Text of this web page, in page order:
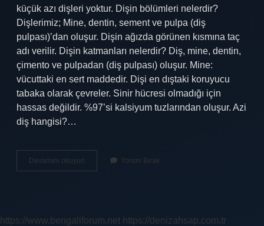
küçük azı dişleri yoktur. Dişin bölümleri nelerdir?
Dişlerimiz; Mine, dentin, sement ve pulpa (diş
pulpası)’dan oluşur. Dişin ağızda görünen kısmına taç
adı verilir. Dişin katmanları nelerdir? Diş, mine, dentin,
çimento ve pulpadan (diş pulpası) oluşur. Mine:
vücuttaki en sert maddedir. Dişi en dıştaki koruyucu
tabaka olarak çevreler. Sinir hücresi olmadığı için
hassas değildir. %97’si kalsiyum tuzlarından oluşur. Azi
diş hangisi?…
Devamını okuyun
Alt
Yorum Bırak
https://www.bengaliforum.net https://denizahsap.com.tr